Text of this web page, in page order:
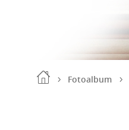
Fotoalbum